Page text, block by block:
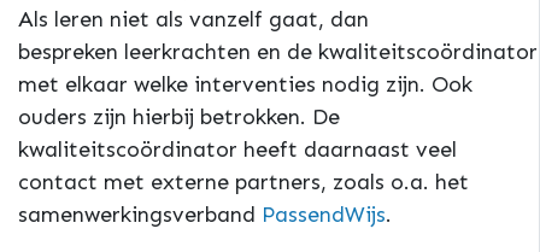
Als leren niet als vanzelf gaat, dan
bespreken leerkrachten en de kwaliteitscoördinator
met elkaar welke interventies nodig zijn. Ook
ouders zijn hierbij betrokken. De
kwaliteitscoördinator heeft daarnaast veel
contact met externe partners, zoals o.a. het
samenwerkingsverband PassendWijs.